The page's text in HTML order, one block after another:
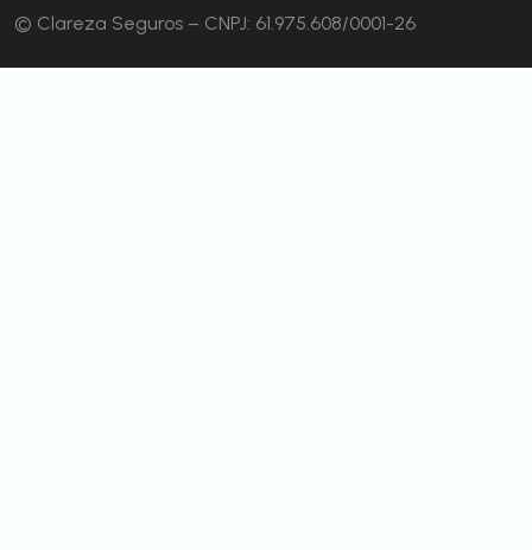
© Clareza Seguros – CNPJ: 61.975.608/0001-26